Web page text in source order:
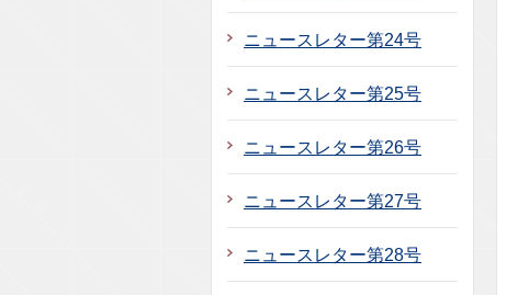
ニュースレター第24号
ニュースレター第25号
ニュースレター第26号
ニュースレター第27号
ニュースレター第28号